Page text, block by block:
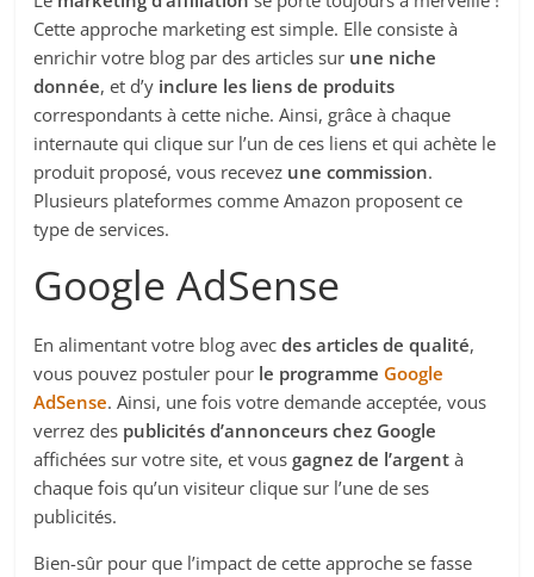
Cette approche marketing est simple. Elle consiste à
enrichir votre blog par des articles sur une niche
donnée, et d’y inclure les liens de produits
correspondants à cette niche. Ainsi, grâce à chaque
internaute qui clique sur l’un de ces liens et qui achète le
produit proposé, vous recevez une commission.
Plusieurs plateformes comme Amazon proposent ce
type de services.
Google AdSense
En alimentant votre blog avec des articles de qualité,
vous pouvez postuler pour le programme Google
AdSense. Ainsi, une fois votre demande acceptée, vous
verrez des publicités d’annonceurs chez Google
affichées sur votre site, et vous gagnez de l’argent à
chaque fois qu’un visiteur clique sur l’une de ses
publicités.
Bien-sûr pour que l’impact de cette approche se fasse